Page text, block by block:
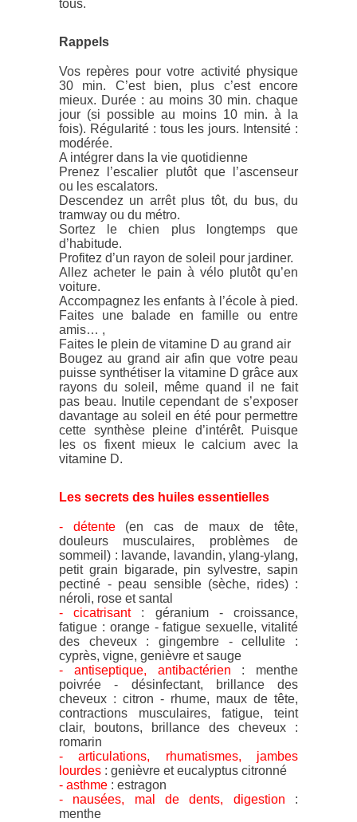
tous.
Rappels
Vos repères pour votre activité physique
30 min. C’est bien, plus c’est encore
mieux. Durée : au moins 30 min. chaque
jour (si possible au moins 10 min. à la
fois). Régularité : tous les jours. Intensité :
modérée.
A intégrer dans la vie quotidienne
Prenez l’escalier plutôt que l’ascenseur
ou les escalators.
Descendez un arrêt plus tôt, du bus, du
tramway ou du métro.
Sortez le chien plus longtemps que
d’habitude.
Profitez d’un rayon de soleil pour jardiner.
Allez acheter le pain à vélo plutôt qu’en
voiture.
Accompagnez les enfants à l’école à pied.
Faites une balade en famille ou entre
amis… ,
Faites le plein de vitamine D au grand air
Bougez au grand air afin que votre peau
puisse synthétiser la vitamine D grâce aux
rayons du soleil, même quand il ne fait
pas beau. Inutile cependant de s’exposer
davantage au soleil en été pour permettre
cette synthèse pleine d’intérêt. Puisque
les os fixent mieux le calcium avec la
vitamine D.
Les secrets des huiles essentielles
- détente(en cas de maux de tête,
douleurs musculaires, problèmes de
sommeil) : lavande, lavandin, ylang-ylang,
petit grain bigarade, pin sylvestre, sapin
pectiné - peau sensible (sèche, rides) :
néroli, rose et santal
- cicatrisant: géranium - croissance,
fatigue : orange - fatigue sexuelle, vitalité
des cheveux : gingembre - cellulite :
cyprès, vigne, genièvre et sauge
- antiseptique, antibactérien : menthe
poivrée - désinfectant, brillance des
cheveux : citron - rhume, maux de tête,
contractions musculaires, fatigue, teint
clair, boutons, brillance des cheveux :
romarin
- articulations, rhumatismes, jambes
lourdes : genièvre et eucalyptus citronné
- asthme : estragon
- nausées, mal de dents, digestion :
menthe